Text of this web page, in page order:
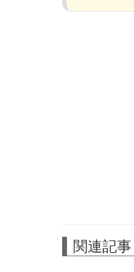
関連記事